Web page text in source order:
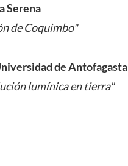
Serena
de Coquimbo"
de Antofagasta
lumínica en tierra"